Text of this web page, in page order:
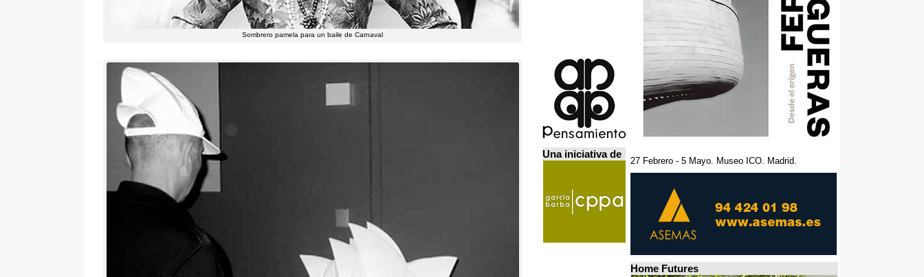
Sombrero pamela para un baile de Carnaval
Una iniciativa de
27 Febrero - 5 Mayo. Museo ICO. Madrid.
Home Futures